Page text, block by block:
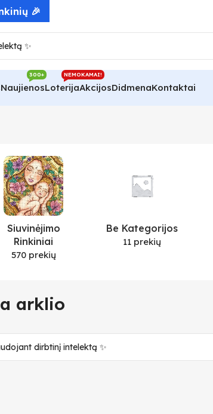
Naujienos
300+
Loterija
NEMOKAMAI!
AkcijosDidmenaKontaktai
Siuvinėjimo
Rinkiniai
570 prekių
Be Kategorijos
11 prekių
arklio
🎉